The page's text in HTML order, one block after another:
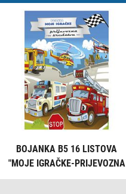
BOJANKA B5 16 LISTOVA
"MOJE IGRAČKE-PRIJEVOZNA
SREDSTVA" CONNECT